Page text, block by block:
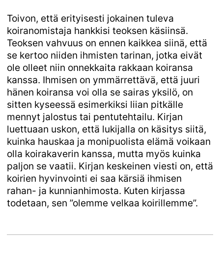
Toivon, että erityisesti jokainen tuleva
koiranomistaja hankkisi teoksen käsiinsä.
Teoksen vahvuus on ennen kaikkea siinä, että
se kertoo niiden ihmisten tarinan, jotka eivät
ole olleet niin onnekkaita rakkaan koiransa
kanssa. Ihmisen on ymmärrettävä, että juuri
hänen koiransa voi olla se sairas yksilö, on
sitten kyseessä esimerkiksi liian pitkälle
mennyt jalostus tai pentutehtailu. Kirjan
luettuaan uskon, että lukijalla on käsitys siitä,
kuinka hauskaa ja monipuolista elämä voikaan
olla koirakaverin kanssa, mutta myös kuinka
paljon se vaatii. Kirjan keskeinen viesti on, että
koirien hyvinvointi ei saa kärsiä ihmisen
rahan- ja kunnianhimosta. Kuten kirjassa
todetaan, sen ”olemme velkaa koirillemme”.